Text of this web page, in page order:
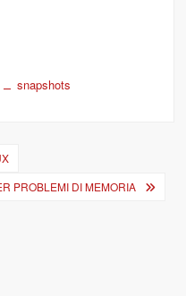
snapshots
PROBLEMI DI MEMORIA